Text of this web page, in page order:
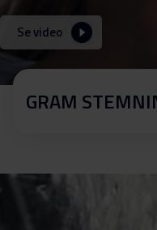
Se video
GRAM